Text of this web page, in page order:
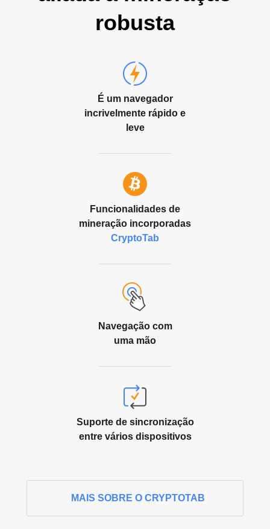
robusta
É um navegador
incrivelmente rápido e
leve
Funcionalidades de
mineração incorporadas
CryptoTab
Navegação com
uma mão
Suporte de sincronização
entre vários dispositivos
MAIS SOBRE O CRYPTOTAB